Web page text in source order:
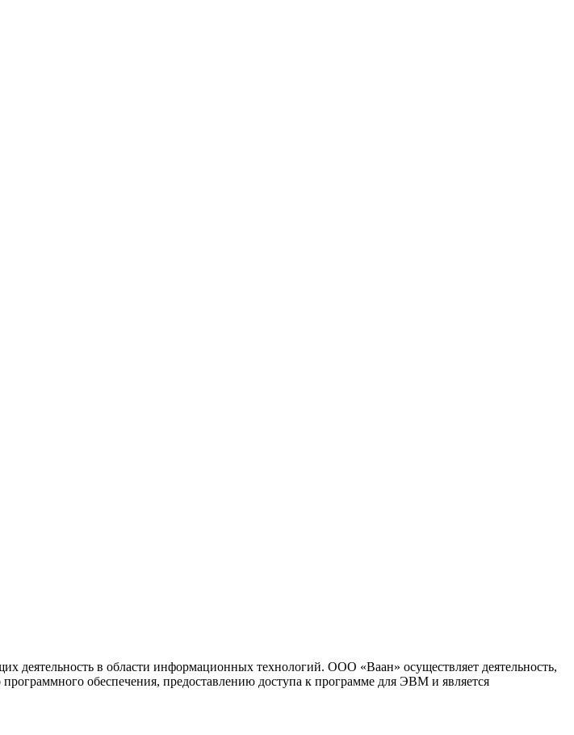
в области информационных технологий. ООО «Ваан» осуществляет деятельность,
обеспечения, предоставлению доступа к программе для ЭВМ и является